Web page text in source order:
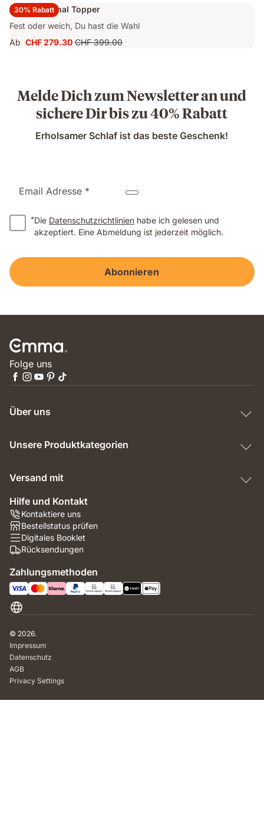
30% Rabatt
Emma Original Topper
Fest oder weich, Du hast die Wahl
Ab Preis
CHF 279.30 Ursprünglicher
CHF 399.00
Melde Dich zum Newsletter an und
sichere Dir bis zu 40% Rabatt
Erholsamer Schlaf ist das beste Geschenk!
Email Adresse *
*Die Datenschutzrichtlinien habe ich gelesen und
akzeptiert. Eine Abmeldung ist jederzeit möglich.
Abonnieren
Folge uns
Über uns
Unsere Produktkategorien
Versand mit
Hilfe und Kontakt
Kontaktiere uns
Bestellstatus prüfen
Digitales Booklet
Rücksendungen
Zahlungsmethoden
© 2026.
Impressum
Datenschutz
AGB
Privacy Settings